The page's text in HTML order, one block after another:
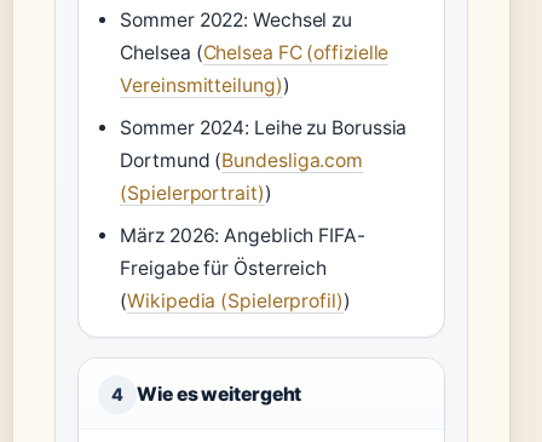
Sommer 2022: Wechsel zu
Chelsea (Chelsea FC (offizielle
Vereinsmitteilung))
Sommer 2024: Leihe zu Borussia
Dortmund (Bundesliga.com
(Spielerportrait))
März 2026: Angeblich FIFA-
Freigabe für Österreich
(Wikipedia (Spielerprofil))
4 Wie es weitergeht